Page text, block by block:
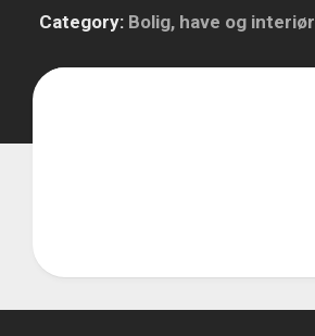
Category: Bolig, have og interiør